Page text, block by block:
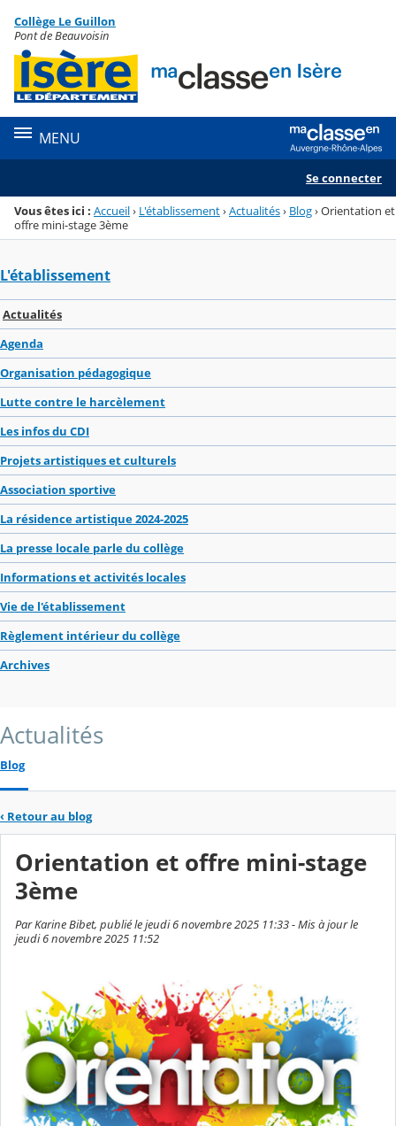
Menu de la rubrique
Contenu
Collège Le Guillon
Pont de Beauvoisin
MENU
Se connecter
Vous êtes ici : Accueil› L'établissement›Actualités› Blog›Orientation et
offre mini-stage 3ème
L'établissement
Actualités
Agenda
Organisation pédagogique
Lutte contre le harcèlement
Les infos du CDI
Projets artistiques et culturels
Association sportive
La résidence artistique 2024-2025
La presse locale parle du collège
Informations et activités locales
Vie de l'établissement
Règlement intérieur du collège
Archives
Actualités
Blog
‹ Retour au blog
Orientation et offre mini-stage
3ème
Par Karine Bibet, publié le jeudi 6 novembre 2025 11:33 - Mis à jour le
jeudi 6 novembre 2025 11:52